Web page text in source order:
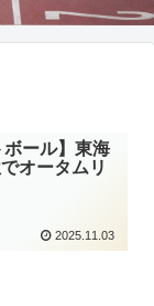
ボール】東海
オータムリ
2025.11.03